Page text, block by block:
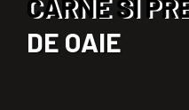
CARNE SI
DE OAIE